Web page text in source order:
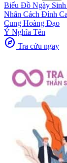
Biểu Đồ Ngày Sinh
Nhân Cách Đỉnh
Cung Hoàng Đạo
Ý Nghĩa Tên
explore Tra cứu ngay